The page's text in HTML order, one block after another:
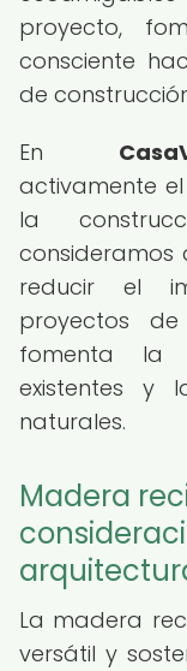
proyecto,
consciente
de
En
activamente
la
reducir el
proyectos
fomenta la
existentes y
naturales.
Madera
La madera
versátil y